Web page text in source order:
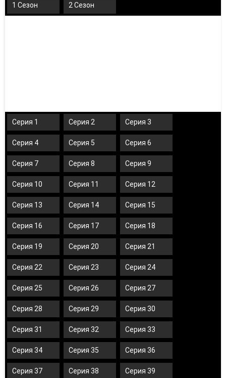
1 Сезон 2 Сезон
Серия 1 Серия 2 Серия 3
Серия 4 Серия 5 Серия 6
Серия 7 Серия 8 Серия 9
Серия 10 Серия 11 Серия 12
Серия 13 Серия 14 Серия 15
Серия 16 Серия 17 Серия 18
Серия 19 Серия 20 Серия 21
Серия 22 Серия 23 Серия 24
Серия 25 Серия 26 Серия 27
Серия 28 Серия 29 Серия 30
Серия 31 Серия 32 Серия 33
Серия 34 Серия 35 Серия 36
Серия 37 Серия 38 Серия 39